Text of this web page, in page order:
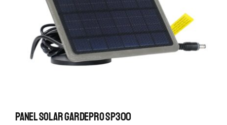
Panel Solar GardePro SP300